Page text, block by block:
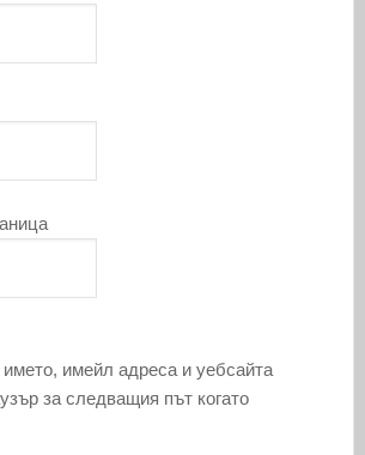
имейл адреса и уебсайта
за следващия път когато